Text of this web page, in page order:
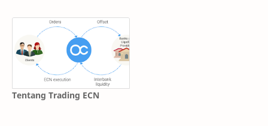
Tentang Trading ECN